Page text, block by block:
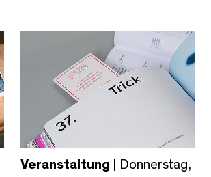
Veranstaltung | Donnerstag,